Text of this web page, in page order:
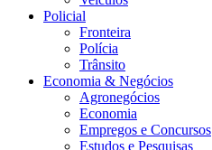
Policial
Fronteira
Polícia
Trânsito
Economia & Negócios
Agronegócios
Economia
Empregos e Concursos
Estudos e Pesquisas